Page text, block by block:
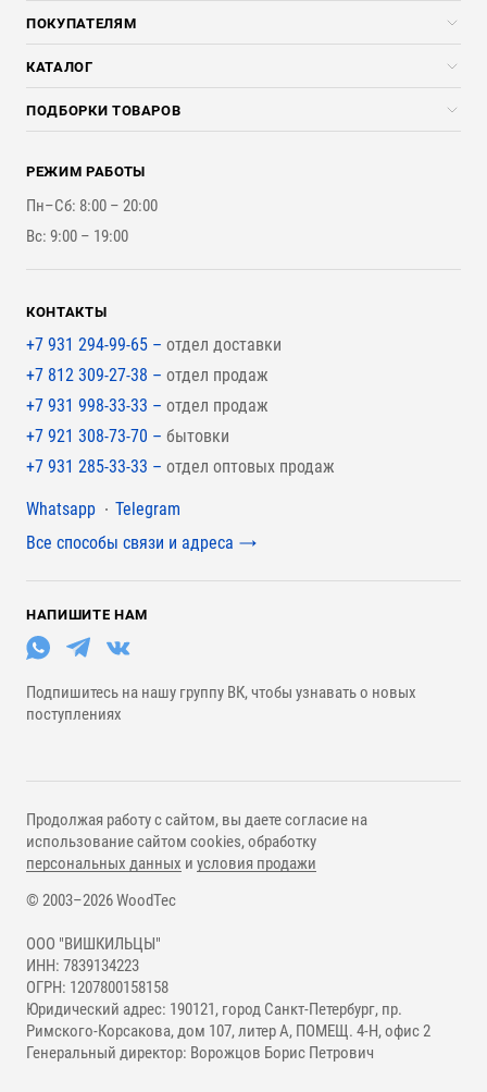
Компания
Услуги
ПОКУПАТЕЛЯМ
Скидки стройкомпаниям
Доставка и разгрузка
Оплата и Возврат
Наши работы
КАТАЛОГ
Погонажные изделия
Брикеты, Дрова, Стружка
Стройматериалы
Инструменты
ПОДБОРКИ ТОВАРОВ
Для бутерброда стены
Для наружной отделки
Для покрытия крыши
РЕЖИМ РАБОТЫ
Пн–Сб: 8:00 – 20:00
Вс: 9:00 – 19:00
КОНТАКТЫ
+7 931 294-99-65 – отдел доставки
+7 812 309-27-38 – отдел продаж
+7 931 998-33-33 – отдел продаж
+7 921 308-73-70 – бытовки
+7 931 285-33-33 – отдел оптовых продаж
Мессенджеры
Whatsapp
Telegram
Все способы связи и адреса
НАПИШИТЕ НАМ
Подпишитесь на нашу группу ВК, чтобы узнавать о новых
поступлениях
© 2003–2026 WoodTec
ООО "ВИШКИЛЬЦЫ"
ИНН: 7839134223
ОГРН: 1207800158158
Юридический адрес: 190121, город Санкт-Петербург, пр.
Римского-Корсакова, дом 107, литер А, ПОМЕЩ. 4-Н, офис 2
Генеральный директор: Ворожцов Борис Петрович
Продолжая работу с сайтом, вы даете согласие на
использование сайтом cookies, обработку
персональных данных и условия продажи